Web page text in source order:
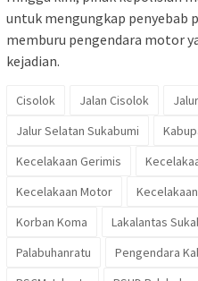
untuk mengungkap penyebab
memburu pengendara motor
kejadian.
Cisolok Jalan Cisolok
Jalur Selatan Sukabumi
Kecelakaan Gerimis
Kecelakaan Motor
Korban Koma
Lakalantas
Palabuhanratu
Pengendara